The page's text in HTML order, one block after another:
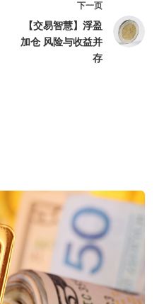
下一页
【交易智慧】浮盈
加仓 风险与收益并
存